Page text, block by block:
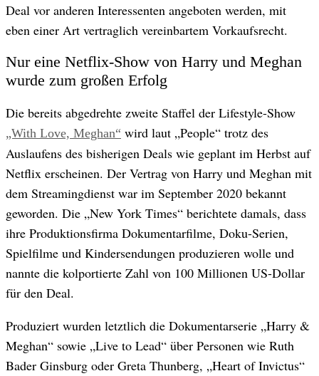
Deal vor anderen Interessenten angeboten werden, mit
eben einer Art vertraglich vereinbartem Vorkaufsrecht.
Nur eine Netflix-Show von Harry und Meghan
wurde zum großen Erfolg
Die bereits abgedrehte zweite Staffel der Lifestyle-Show
„With Love, Meghan“ wird laut „People“ trotz des
Auslaufens des bisherigen Deals wie geplant im Herbst auf
Netflix erscheinen. Der Vertrag von Harry und Meghan mit
dem Streamingdienst war im September 2020 bekannt
geworden. Die „New York Times“ berichtete damals, dass
ihre Produktionsfirma Dokumentarfilme, Doku-Serien,
Spielfilme und Kindersendungen produzieren wolle und
nannte die kolportierte Zahl von 100 Millionen US-Dollar
für den Deal.
Produziert wurden letztlich die Dokumentarserie „Harry &
Meghan“ sowie „Live to Lead“ über Personen wie Ruth
Bader Ginsburg oder Greta Thunberg, „Heart of Invictus“